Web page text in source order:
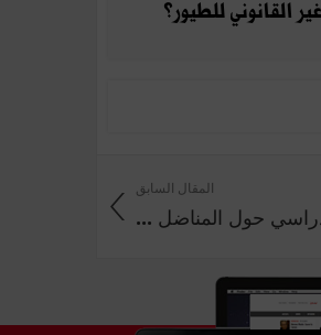
القانوني للطيور؟
المقال السابق
حول المناضل ...